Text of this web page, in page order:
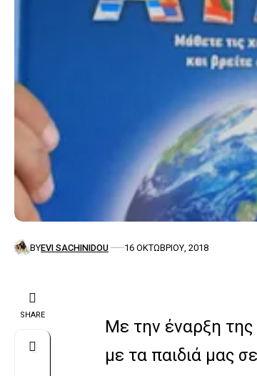
BYEVI SACHINIDOU 16 ΟΚΤΩΒΡΊΟΥ, 2018
SHARE
Με την έναρξη της
με τα παιδιά μας σε